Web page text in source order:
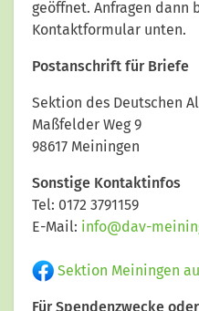
geöffnet. Anfragen
Kontaktformular unten.
Postanschrift für Briefe
Sektion des Deutschen
Maßfelder Weg 9
98617 Meiningen
Sonstige Kontaktinfos
Tel: 0172 3791159
E-Mail: info@dav-
Sektion Meiningen
Für Spendenzwecke